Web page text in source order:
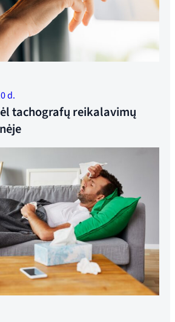
d.
tachografų reikalavimų